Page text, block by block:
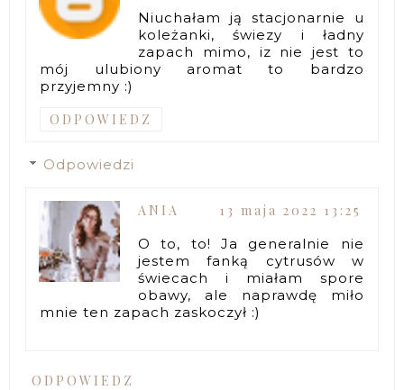
Niuchałam ją stacjonarnie u
koleżanki, świezy i ładny
zapach mimo, iz nie jest to
mój ulubiony aromat to bardzo
przyjemny :)
ODPOWIEDZ
Odpowiedzi
ANIA
13 maja 2022 13:25
O to, to! Ja generalnie nie
jestem fanką cytrusów w
świecach i miałam spore
obawy, ale naprawdę miło
mnie ten zapach zaskoczył :)
ODPOWIEDZ